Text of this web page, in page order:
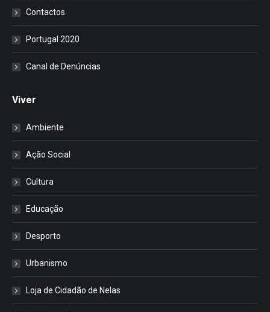
Contactos
Portugal 2020
Canal de Denúncias
Viver
Ambiente
Ação Social
Cultura
Educação
Desporto
Urbanismo
Loja de Cidadão de Nelas